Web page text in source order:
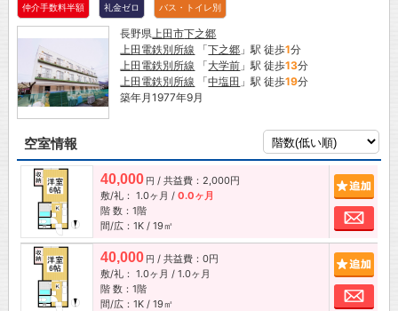
仲介手数料半額 礼金ゼロ バス・トイレ別
長野県上田市下之郷
上田電鉄別所線 「下之郷 」駅 徒歩1分
上田電鉄別所線 「大学前 」駅 徒歩13分
上田電鉄別所線 「中塩田 」駅 徒歩19分
築年月1977年9月
空室情報
40,000 円 / 共益費：2,000円
敷/礼： 1.0ヶ月 / 0.0ヶ月
階 数：1階
間/広：1K / 19㎡
お
40,000 円 / 共益費：0円
敷/礼： 1.0ヶ月 / 1.0ヶ月
階 数：1階
間/広：1K / 19㎡
お